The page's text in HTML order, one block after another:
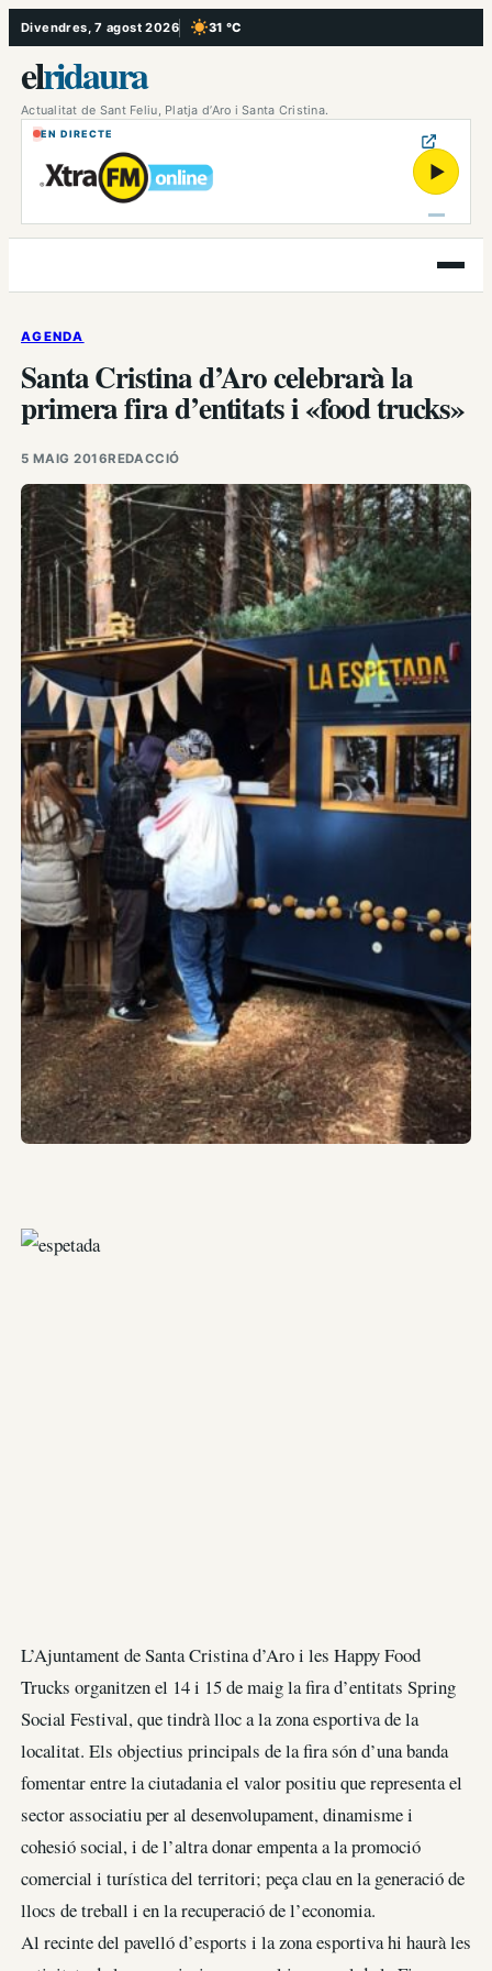
Vés
al
contingut
Divendres, 7 agost 2026 31 °C
, Cel serè
elridaura
Actualitat de Sant Feliu, Platja d’Aro i Santa Cristina.
EN DIRECTE
▶
Obre
el
AGENDA
Santa Cristina d’Aro celebrarà la
primera fira d’entitats i «food trucks»
5 MAIG 2016REDACCIÓ
L’Ajuntament de Santa Cristina d’Aro i les Happy Food
Trucks organitzen el 14 i 15 de maig la fira d’entitats Spring
Social Festival, que tindrà lloc a la zona esportiva de la
localitat. Els objectius principals de la fira són d’una banda
fomentar entre la ciutadania el valor positiu que representa el
sector associatiu per al desenvolupament, dinamisme i
cohesió social, i de l’altra donar empenta a la promoció
comercial i turística del territori; peça clau en la generació de
llocs de treball i en la recuperació de l’economia.
Al recinte del pavelló d’esports i la zona esportiva hi haurà les